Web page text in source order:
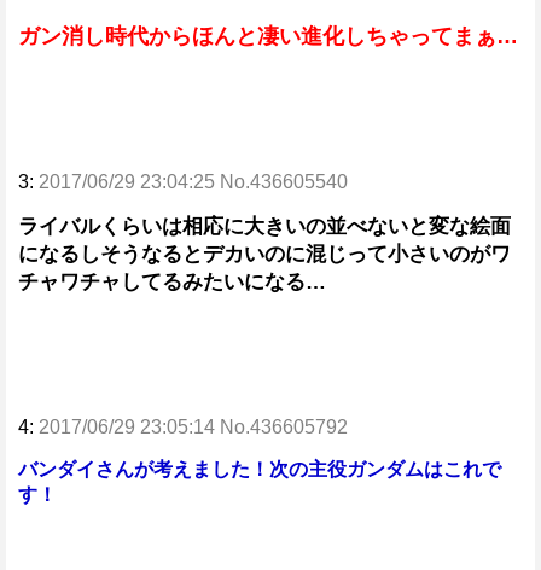
ガン消し時代からほんと凄い進化しちゃってまぁ…
3: 2017/06/29 23:04:25 No.436605540
ライバルくらいは相応に大きいの並べないと変な絵面
になるしそうなるとデカいのに混じって小さいのがワ
チャワチャしてるみたいになる…
4: 2017/06/29 23:05:14 No.436605792
バンダイさんが考えました！次の主役ガンダムはこれで
す！